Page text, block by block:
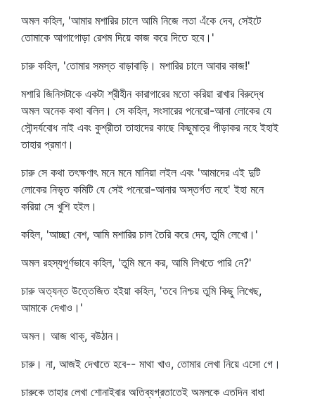
অমল কহিল, 'আমার মশারির চালে আমি নিজে লতা এঁকে দেব, সেইটে
তোমাকে আগাগোড়া রেশম দিয়ে কাজ করে দিতে হবে।'
চারু কহিল, 'তোমার সমস্ত বাড়াবাড়ি। মশারির চালে আবার কাজ!'
মশারি জিনিসটাকে একটা শ্রীহীন কারাগারের মতো করিয়া রাখার বিরুদ্ধে
অমল অনেক কথা বলিল। সে কহিল, সংসারের পনেরো-আনা লোকের যে
সৌন্দর্যবোধ নাই এবং কুশ্রীতা তাহাদের কাছে কিছুমাত্র পীড়াকর নহে ইহাই
তাহার প্রমাণ।
চারু সে কথা তৎক্ষণাৎ মনে মনে মানিয়া লইল এবং 'আমাদের এই দুটি
লোকের নিভৃত কমিটি যে সেই পনেরো-আনার অস্তর্গত নহে' ইহা মনে
করিয়া সে খুশি হইল।
কহিল, 'আচ্ছা বেশ, আমি মশারির চাল তৈরি করে দেব, তুমি লেখো।'
অমল রহস্যপূর্ণভাবে কহিল, 'তুমি মনে কর, আমি লিখতে পারি নে?'
চারু অত্যন্ত উত্তেজিত হইয়া কহিল, 'তবে নিশ্চয় তুমি কিছু লিখেছ,
আমাকে দেখাও।'
অমল। আজ থাক্‌, বউঠান।
চারু। না, আজই দেখাতে হবে-- মাথা খাও, তোমার লেখা নিয়ে এসো গে।
চারুকে তাহার লেখা শোনাইবার অতিব্যগ্রতাতেই অমলকে এতদিন বাধা